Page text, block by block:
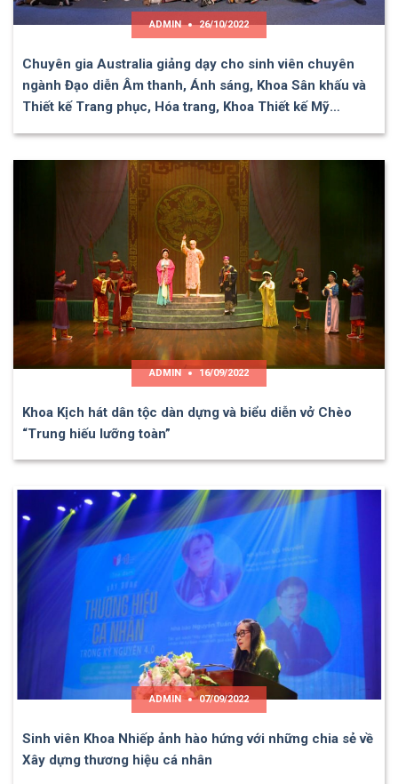
ADMIN 26/10/2022
Chuyên gia Australia giảng dạy cho sinh viên chuyên
ngành Đạo diễn Âm thanh, Ánh sáng, Khoa Sân khấu và
Thiết kế Trang phục, Hóa trang, Khoa Thiết kế Mỹ…
ADMIN 16/09/2022
Khoa Kịch hát dân tộc dàn dựng và biểu diễn vở Chèo
“Trung hiếu lưỡng toàn”
ADMIN 07/09/2022
Sinh viên Khoa Nhiếp ảnh hào hứng với những chia sẻ về
Xây dựng thương hiệu cá nhân